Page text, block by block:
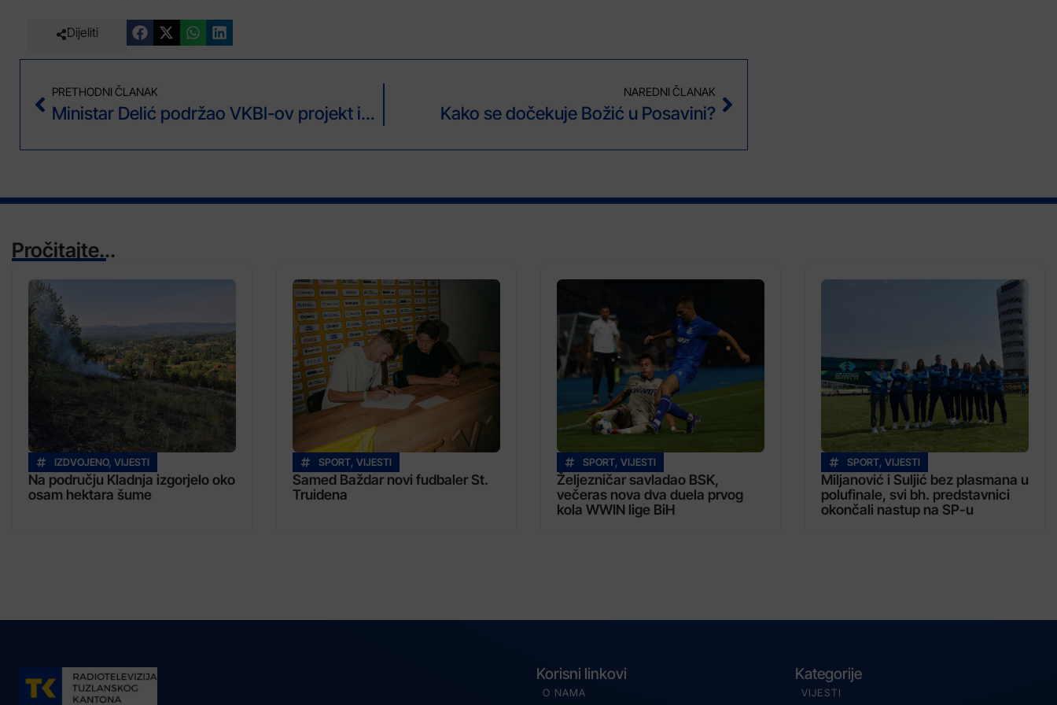
Dijeliti
PRETHODNI ČLANAK
Ministar Delić podržao VKBI-ov projekt izrade Rječnika bosanskog jezika
NAREDNI ČLANAK
Kako se dočekuje Božić u Posavini?
Pročitajte...
IZDVOJENO, VIJESTI
Na području Kladnja izgorjelo oko
osam hektara šume
SPORT VIJESTI
Samed Baždar novi fudbaler St.
Truidena
SPORT VIJESTI
Željezničar savladao BSK,
večeras nova dva duela prvog
kola WWIN lige BiH
SPORT VIJESTI
Miljanović i Suljić bez plasmana u
polufinale, svi bh. predstavnici
okončali nastup na SP-u
Korisni linkovi
O NAMA
Kategorije
VIJESTI